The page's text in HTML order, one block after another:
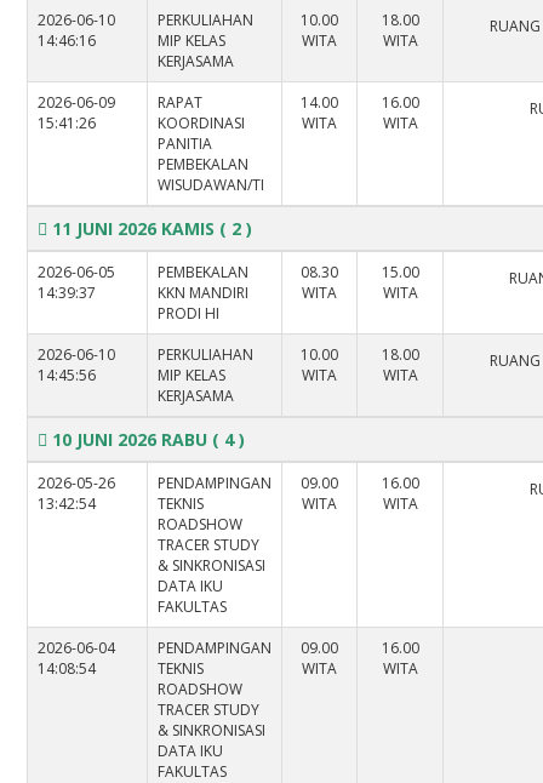
2026-06-10
14:46:16
PERKULIAHAN
MIP KELAS
KERJASAMA
10.00
WITA
18.00
WITA
2026-06-09
15:41:26
RAPAT
KOORDINASI
PANITIA
PEMBEKALAN
WISUDAWAN/TI
14.00
WITA
16.00
WITA
11 JUNI 2026 KAMIS ( 2 )
2026-06-05
14:39:37
PEMBEKALAN
KKN MANDIRI
PRODI HI
08.30
WITA
15.00
WITA
2026-06-10
14:45:56
PERKULIAHAN
MIP KELAS
KERJASAMA
10.00
WITA
18.00
WITA
10 JUNI 2026 RABU ( 4 )
2026-05-26
13:42:54
PENDAMPINGAN
TEKNIS
ROADSHOW
TRACER STUDY
& SINKRONISASI
DATA IKU
FAKULTAS
09.00
WITA
16.00
WITA
2026-06-04
14:08:54
PENDAMPINGAN
TEKNIS
ROADSHOW
TRACER STUDY
& SINKRONISASI
DATA IKU
FAKULTAS
09.00
WITA
16.00
WITA